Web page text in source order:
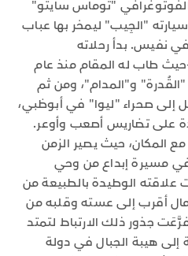
"توماس سايتو"
"الجِيب" ليمخر بها عباب
نفيس. بدأ رحلاته
طاب له المقام منذ عام
"القُدرة" و"المدام"، ومن ثم
إلى صحراء "ليوا" في أبوظبي،
على تضاريس أصعب وأوعر.
المكان، حيث يصير الزمن
في مسيرة إبداع من وحي
علاقته الوطيدة بالطبيعة من
أقرب إلى عسته وقلبه من
جذور ذلك الارتباط لتمتد
إلى هيبة الجبال في دولة